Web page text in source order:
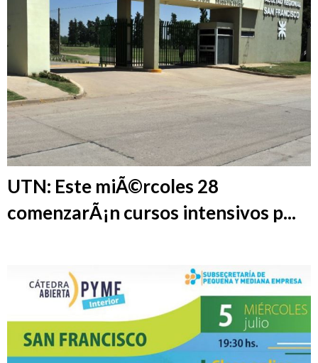
UTN: Este miÃ©rcoles 28
comenzarÃ¡n cursos intensivos p...